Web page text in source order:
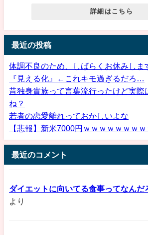
詳細はこちら
最近の投稿
体調不良のため、しばらくお休みしま
『見える化』←これキモ過ぎるだろ…
昔独身貴族って言葉流行ったけど実際
ね？
若者の恋愛離れっておかしいよな
【悲報】新米7000円ｗｗｗｗｗｗｗｗ
最近のコメント
ダイエットに向いてる食事ってなんだ
より